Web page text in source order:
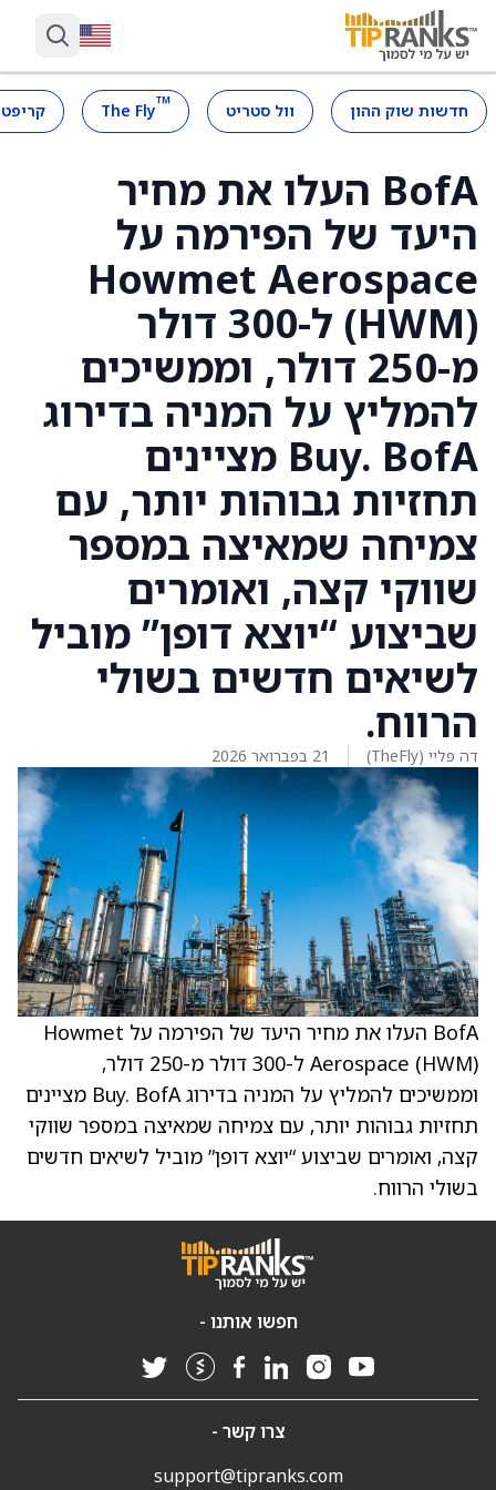
חדשות שוק ההון וול סטריט ™
The Fly
BofA העלו את מחיר
היעד של הפירמה על
Howmet Aerospace
(HWM) ל-300 דולר
מ-250 דולר, וממשיכים
להמליץ על המניה בדירוג
Buy. BofA מציינים
תחזיות גבוהות יותר, עם
צמיחה שמאיצה במספר
שווקי קצה, ואומרים
שביצוע “יוצא דופן” מוביל
לשיאים חדשים בשולי
הרווח.
דה פליי (TheFly) 21 בפברואר 2026
BofA העלו את מחיר היעד של הפירמה על Howmet
Aerospace (HWM) ל-300 דולר מ-250 דולר,
וממשיכים להמליץ על המניה בדירוג Buy. BofA מציינים
תחזיות גבוהות יותר, עם צמיחה שמאיצה במספר שווקי
קצה, ואומרים שביצוע “יוצא דופן” מוביל לשיאים חדשים
בשולי הרווח.
חפשו אותנו -
צרו קשר -
support@tipranks.com